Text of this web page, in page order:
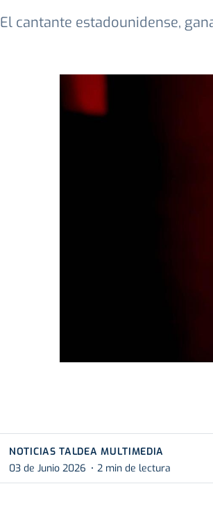
El cantante estadounidense,
NOTICIAS TALDEA MULTIMEDIA
03 de Junio 2026
2 min de lectura